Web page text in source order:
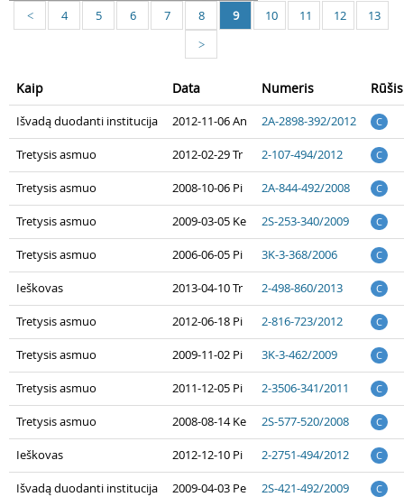
< 4 5 6 7 8 9 10 11 12 13
>
Kaip Data Numeris Rūšis
Išvadą duodanti institucija 2012-11-06 An 2A-2898-392/2012 C
Tretysis asmuo 2012-02-29 Tr 2-107-494/2012 C
Tretysis asmuo 2008-10-06 Pi 2A-844-492/2008 C
Tretysis asmuo 2009-03-05 Ke 2S-253-340/2009 C
Tretysis asmuo 2006-06-05 Pi 3K-3-368/2006 C
Ieškovas 2013-04-10 Tr 2-498-860/2013 C
Tretysis asmuo 2012-06-18 Pi 2-816-723/2012 C
Tretysis asmuo 2009-11-02 Pi 3K-3-462/2009 C
Tretysis asmuo 2011-12-05 Pi 2-3506-341/2011 C
Tretysis asmuo 2008-08-14 Ke 2S-577-520/2008 C
Ieškovas 2012-12-10 Pi 2-2751-494/2012 C
Išvadą duodanti institucija 2009-04-03 Pe 2S-421-492/2009 C